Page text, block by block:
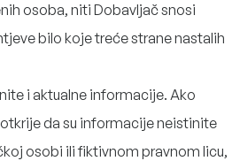
osoba, niti Dobavljač snosi
bilo koje treće strane nastalih
i aktualne informacije. Ako
da su informacije neistinite
osobi ili fiktivnom pravnom licu,